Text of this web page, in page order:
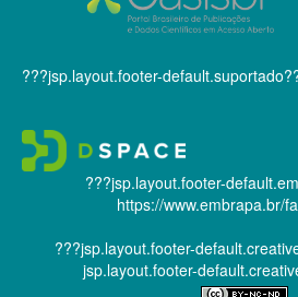
???jsp.layout.footer-
???jsp.layout.footer-
https://www.embrapa.br/
???jsp.layout.footer-
jsp.layout.footer-